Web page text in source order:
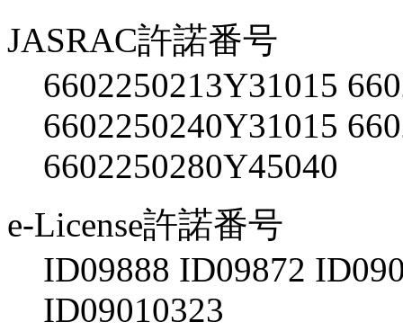
JASRAC許諾番号
6602250213Y31015
6602250240Y31015
6602250280Y45040
e-License許諾番号
ID09888 ID09872
ID09010323